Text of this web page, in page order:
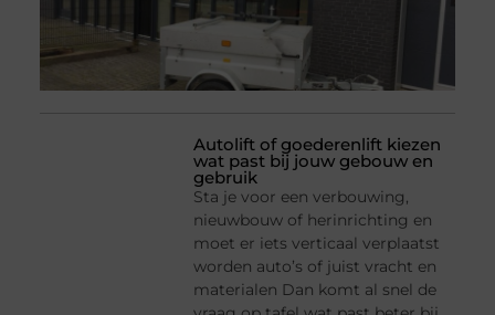
Autolift of goederenlift kiezen
wat past bij jouw gebouw en
gebruik
Sta je voor een verbouwing,
nieuwbouw of herinrichting en
moet er iets verticaal verplaatst
worden auto’s of juist vracht en
materialen Dan komt al snel de